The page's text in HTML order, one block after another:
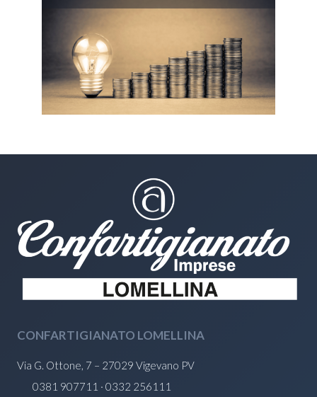
CONFARTIGIANATO LOMELLINA
Via G. Ottone, 7 – 27029 Vigevano PV
0381 907711 · 0332 256111